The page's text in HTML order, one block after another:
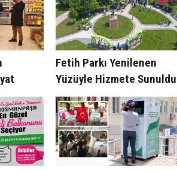
Fetih Parkı Yenilenen
Yüzüyle Hizmete Sunuldu